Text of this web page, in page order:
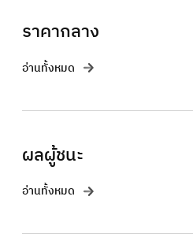
ราคากลาง
อ่านทั้งหมด
ผลผู้ชนะ
อ่านทั้งหมด